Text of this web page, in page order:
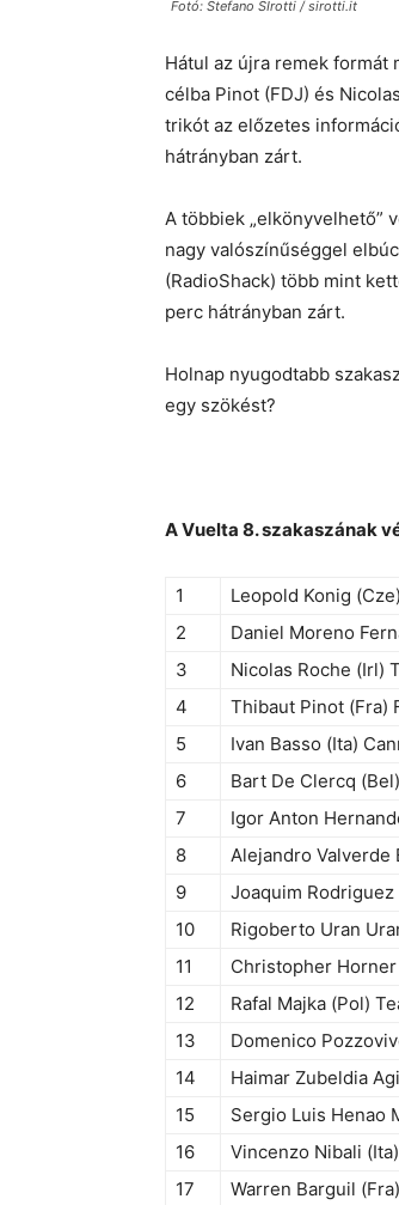
Fotó: Stefano SIrotti / sirotti.it
Hátul az újra remek formát
célba Pinot (FDJ) és
trikót az előzetes
hátrányban zárt.
A többiek „elkönyvelhető”
nagy valószínűséggel
(RadioShack) több mint
perc hátrányban zárt.
Holnap nyugodtabb
egy szökést?
A Vuelta 8. szakaszának
1 Leopold Konig
2
Daniel Moreno
3
Nicolas Roche (Irl)
4
Thibaut Pinot (Fra)
5
Ivan Basso (Ita)
6
Bart De Clercq
7
Igor Anton
8
Alejandro Valverde
9
Joaquim
10
Rigoberto Uran
11
Christopher Horner
12
Rafal Majka (Pol)
13
Domenico
14
Haimar Zubeldia
15
Sergio Luis Henao
16
Vincenzo Nibali
17
Warren Barguil